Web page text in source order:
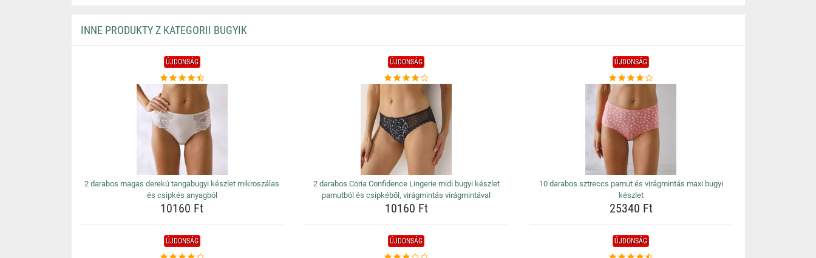
INNE PRODUKTY Z KATEGORII BUGYIK
ÚJDONSÁG
2 darabos magas derekú tangabugyi készlet mikroszálas
és csipkés anyagból
10160 Ft
ÚJDONSÁG
2 darabos Coria Confidence Lingerie midi bugyi készlet
pamutból és csipkéből, virágmintás virágmintával
10160 Ft
ÚJDONSÁG
10 darabos sztreccs pamut és virágmintás maxi bugyi
készlet
25340 Ft
ÚJDONSÁG ÚJDONSÁG ÚJDONSÁG